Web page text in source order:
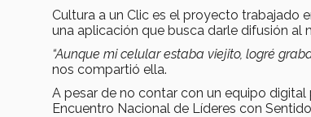
Cultura a un Clic es el proyecto trabajado
una aplicación que busca darle difusión al
“Aunque mi celular estaba viejito, logré
nos compartió ella.
A pesar de no contar con un equipo
Encuentro Nacional de Líderes con